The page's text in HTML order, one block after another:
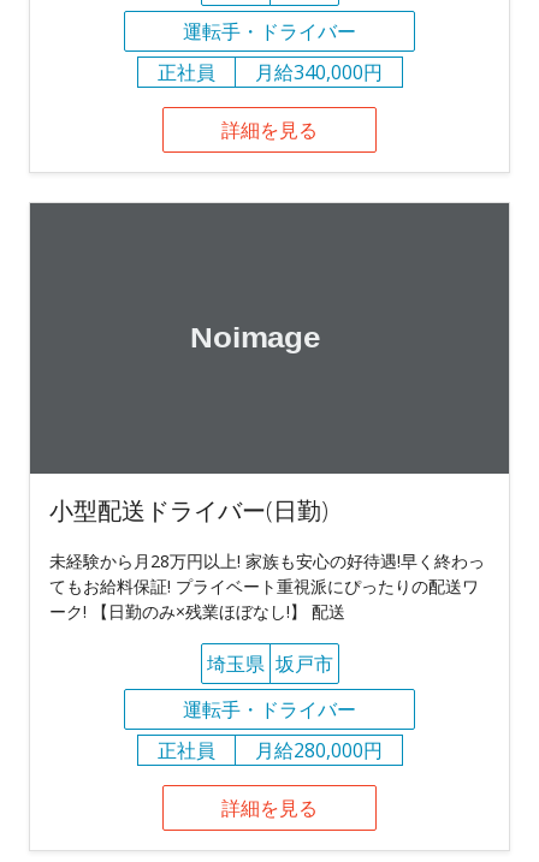
運転手・ドライバー
正社員
月給340,000円
詳細を見る
小型配送ドライバー(日勤)
未経験から月28万円以上! 家族も安心の好待遇!早く終わっ
てもお給料保証! プライベート重視派にぴったりの配送ワ
ーク! 【日勤のみ×残業ほぼなし!】 配送
埼玉県 坂戸市
運転手・ドライバー
正社員
月給280,000円
詳細を見る